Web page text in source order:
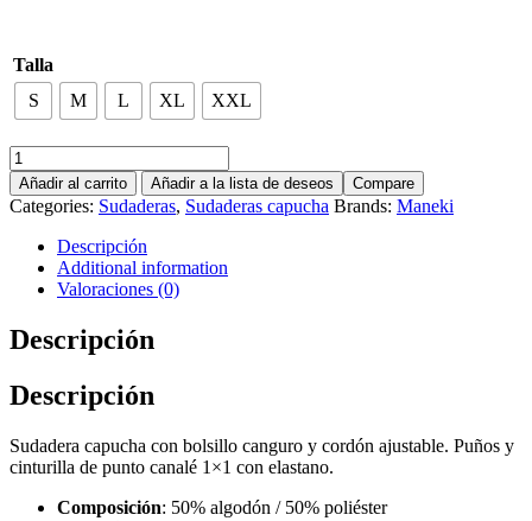
Talla
S
M L XL XXL
Añadir al carrito Añadir a la lista de deseos Compare
Categories: Sudaderas, Sudaderas capucha Brands: Maneki
Descripción
Additional information
Valoraciones (0)
Descripción
Descripción
Sudadera capucha con bolsillo canguro y cordón ajustable. Puños y
cinturilla de punto canalé 1×1 con elastano.
Composición: 50% algodón / 50% poliéster